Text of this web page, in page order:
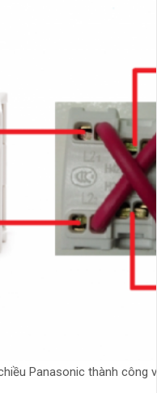
Panasonic thành công